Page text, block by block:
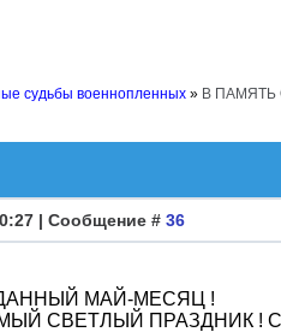
судьбы военнопленных » В ПАМЯТЬ
| Сообщение # 36
МАЙ-МЕСЯЦ !
СВЕТЛЫЙ ПРАЗДНИК !